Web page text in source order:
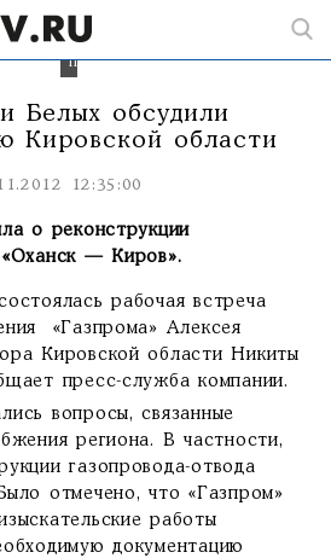
инвестиционных
проектов.
Белых обсудили
Кировской области
12:35:00
о реконструкции
«Оханск — Киров».
рабочая встреча
«Газпрома» Алексея
Кировской области Никиты
пресс-служба компании.
вопросы, связанные
региона. В частности,
газопровода-отвода
отмечено, что «Газпром»
работы
документацию